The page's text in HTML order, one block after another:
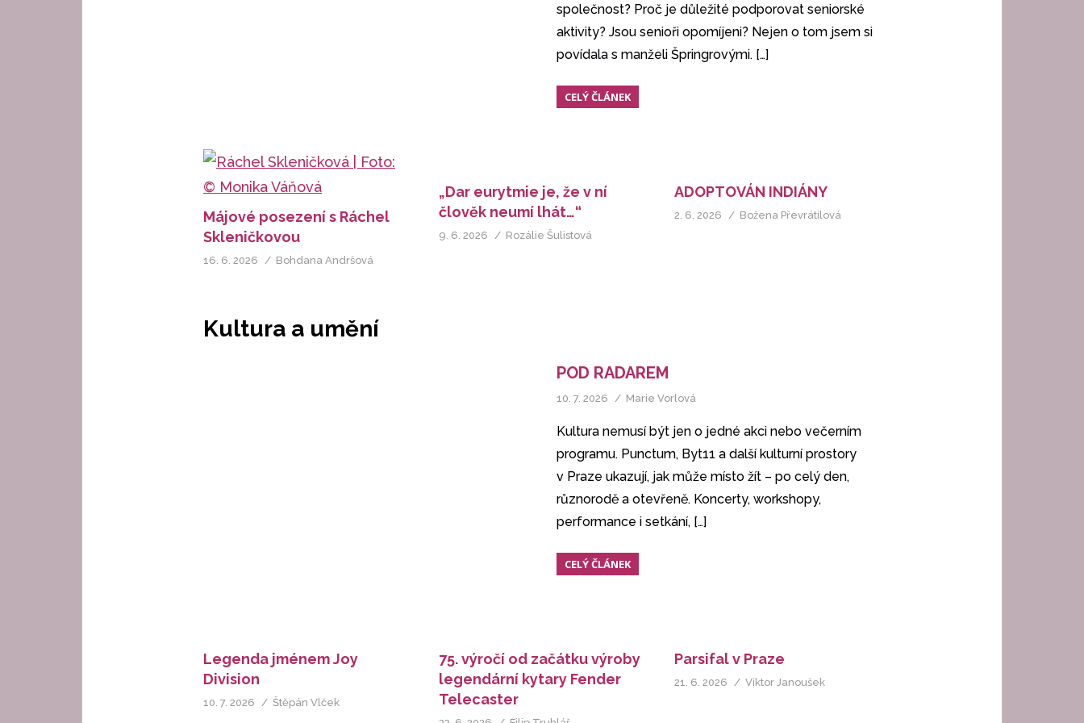
společnost? Proč je důležité podporovat seniorské
aktivity? Jsou senioři opomíjeni? Nejen o tom jsem si
povídala s manželi Špringrovými. […]
CELÝ ČLÁNEK
Májové posezení s Ráchel
Skleničkovou
16. 6. 2026 Bohdana Andršová
„Dar eurytmie je, že v ní
člověk neumí lhát…“
9. 6. 2026 Rozálie Šulistová
ADOPTOVÁN INDIÁNY
2. 6. 2026 Božena Převrátilová
Kultura a umění
POD RADAREM
10. 7. 2026 Marie Vorlová
Kultura nemusí být jen o jedné akci nebo večerním
programu. Punctum, Byt11 a další kulturní prostory
v Praze ukazují, jak může místo žít – po celý den,
různorodě a otevřeně. Koncerty, workshopy,
performance i setkání, […]
CELÝ ČLÁNEK
Legenda jménem Joy
Division
10. 7. 2026 Štěpán Vlček
75. výročí od začátku výroby
legendární kytary Fender
Telecaster
Parsifal v Praze
21. 6. 2026 Viktor Janoušek